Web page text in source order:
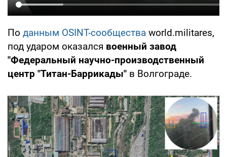
По данным OSINT-сообщества world.militares,
под ударом оказался военный завод
"Федеральный научно-производственный
центр "Титан-Баррикады" в Волгограде.